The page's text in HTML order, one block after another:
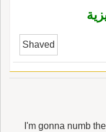
بتقديم اللام
بتقدي القاف
الفقر إِلى
من الأُمور
مسعود أَنه قال:
Shaved
I'm gonna numb the